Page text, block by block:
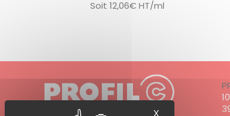
Soit12,06€ HT/ml
X